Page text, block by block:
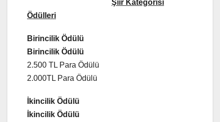
Şiir Kategorisi
Ödülleri
Birincilik Ödülü
Birincilik Ödülü
2.500 TL Para Ödülü
2.000TL Para Ödülü
İkincilik Ödülü
İkincilik Ödülü